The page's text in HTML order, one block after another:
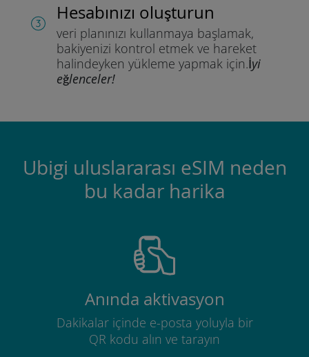
Hesabınızı oluşturun
veri planınızı kullanmaya başlamak,
bakiyenizi kontrol etmek ve hareket
halindeyken yükleme yapmak için.İyi
eğlenceler!
Ubigi uluslararası eSIM neden
bu kadar harika
Anında aktivasyon
Dakikalar içinde e-posta yoluyla bir
QR kodu alın ve tarayın